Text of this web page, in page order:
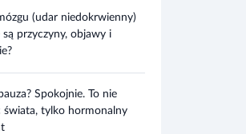
(udar niedokrwienny)
są przyczyny, objawy i
Spokojnie. To nie
świata, tylko hormonalny